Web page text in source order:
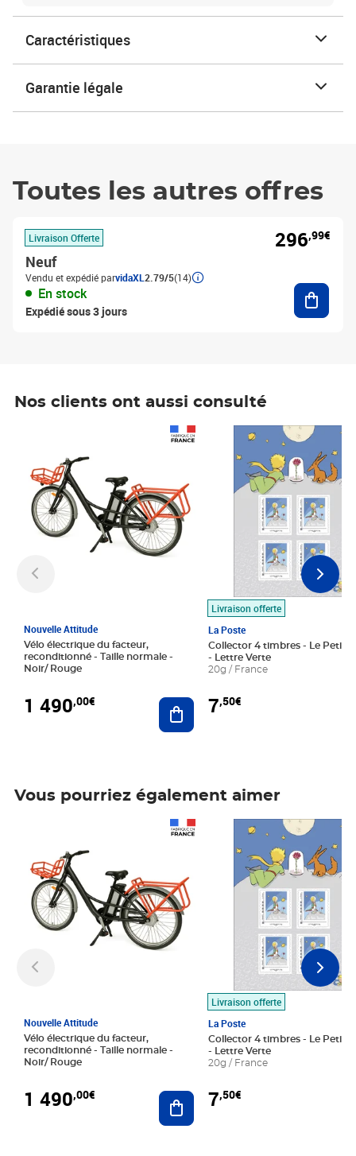
Caractéristiques
Garantie légale
Toutes les autres offres
Livraison Offerte
Neuf
Vendu et expédié parvidaXL 2.79/5(14)
En stock
Expédié sous 3 jours
296,99€
Nos clients ont aussi consulté
Nouvelle Attitude
Vélo électrique du facteur,
reconditionné - Taille normale -
Noir/ Rouge
1 490,00€ Ajouter au panier
Livraison offerte
La Poste
Collector 4 timbres - Le Petit
- Lettre Verte
20g / France
7,50€
Prix 7,50€
Vous pourriez également aimer
Nouvelle Attitude
Vélo électrique du facteur,
reconditionné - Taille normale -
Noir/ Rouge
1 490,00€ Ajouter au panier
Livraison offerte
La Poste
Collector 4 timbres - Le Petit
- Lettre Verte
20g / France
7,50€
Prix 7,50€